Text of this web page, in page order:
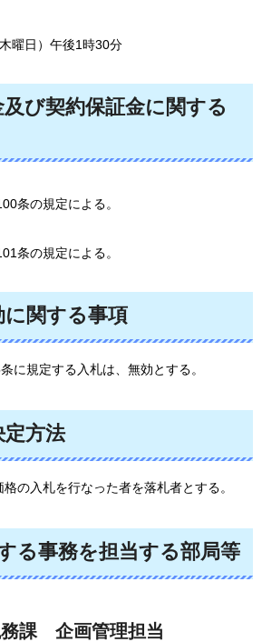
曜日）午後1時30分
び契約保証金に関する
条の規定による。
条の規定による。
に関する事項
に規定する入札は、無効とする。
定方法
の入札を行なった者を落札者とする。
る事務を担当する部局等
課 企画管理担当